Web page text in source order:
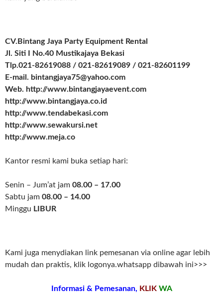
CV.Bintang Jaya Party Equipment Rental
Jl. Siti I No.40 Mustikajaya Bekasi
Tlp.021-82619088 / 021-82619089 / 021-82601199
E-mail. bintangjaya75@yahoo.com
Web. http://www.bintangjayaevent.com
http://www.bintangjaya.co.id
http://www.tendabekasi.com
http://www.sewakursi.net
http://www.meja.co
Kantor resmi kami buka setiap hari:
Senin – Jum’at jam 08.00 – 17.00
Sabtu jam 08.00 – 14.00
Minggu LIBUR
Kami juga menydiakan link pemesanan via online agar lebih
mudah dan praktis, klik logonya.whatsapp dibawah ini>>>
Informasi & Pemesanan, KLIK WA